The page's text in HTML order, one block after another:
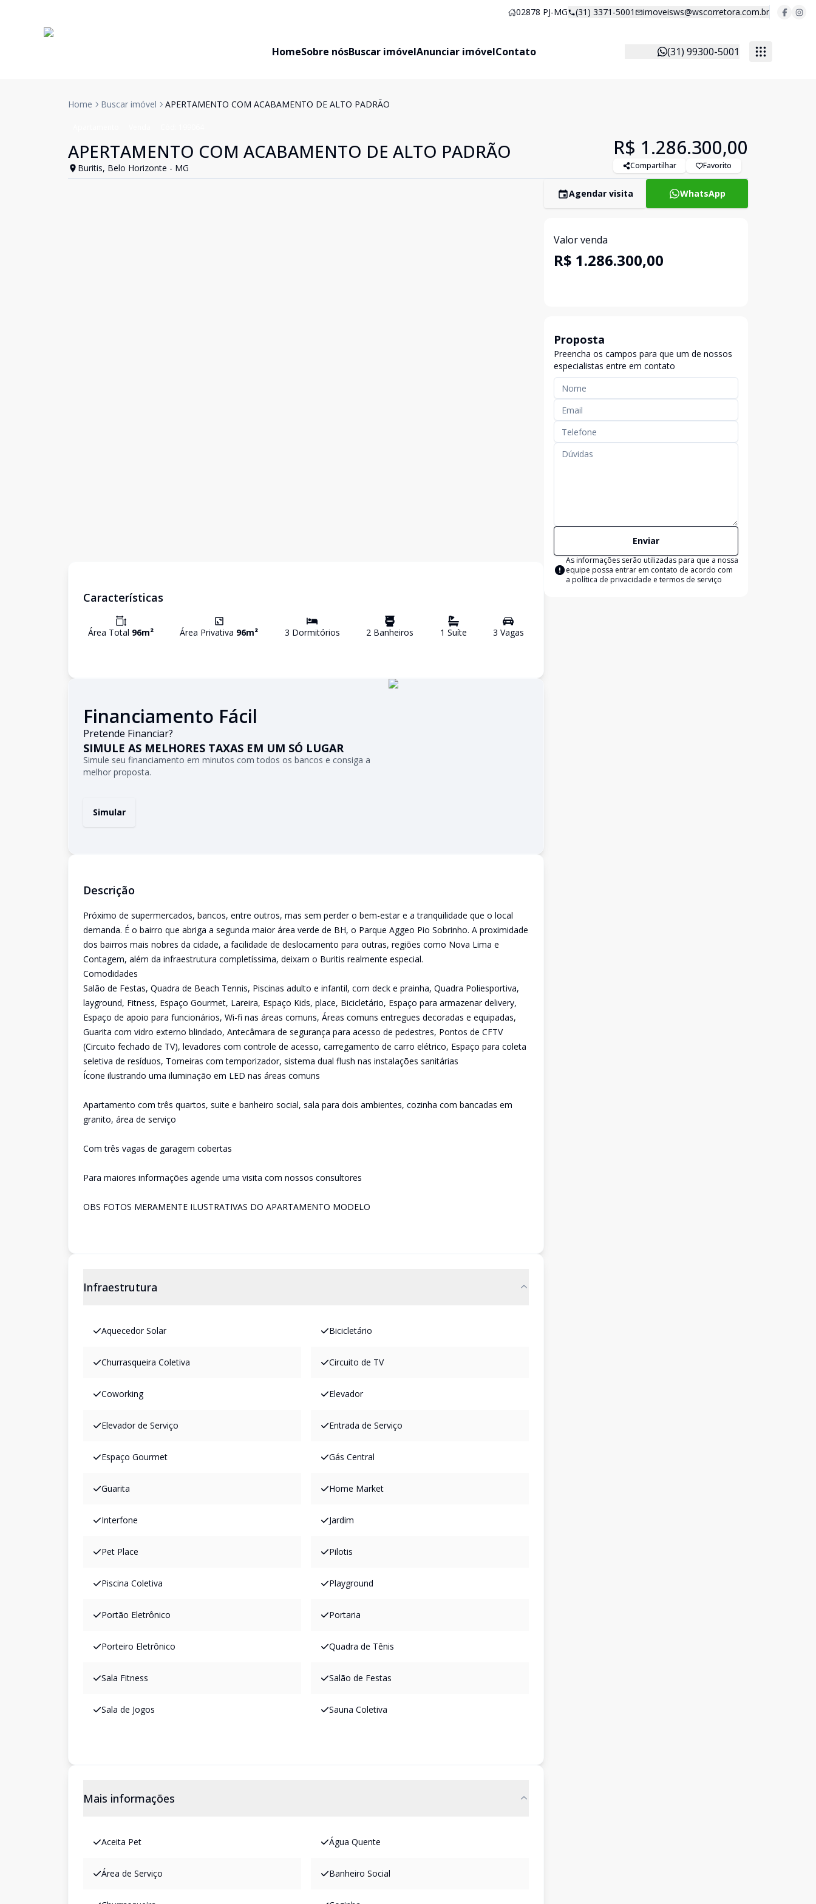
02878 PJ-MG (31) 3371-5001 imoveisws@wscorretora.com.br
HomeSobre nósBuscar imóvelAnunciar imóvelContato (31) 99300-5001
Home Buscar imóvel APERTAMENTO COM ACABAMENTO DE ALTO PADRÃO
APERTAMENTO COM ACABAMENTO DE ALTO PADRÃO
Buritis, Belo Horizonte - MG
R$ 1.286.300,00
Compartilhar Favorito
Características
Área Total 96m² Área Privativa 96m² 3 Dormitórios 2 Banheiros 1 Suíte 3 Vagas
Financiamento Fácil
Pretende Financiar?
SIMULE AS MELHORES TAXAS EM UM SÓ LUGAR
Simule seu financiamento em minutos com todos os bancos e consiga a
melhor proposta.
Simular
Descrição
Próximo de supermercados, bancos, entre outros, mas sem perder o bem-estar e a tranquilidade que o local
demanda. É o bairro que abriga a segunda maior área verde de BH, o Parque Aggeo Pio Sobrinho. A proximidade
dos bairros mais nobres da cidade, a facilidade de deslocamento para outras, regiões como Nova Lima e
Contagem, além da infraestrutura completíssima, deixam o Buritis realmente especial.
Comodidades
Salão de Festas, Quadra de Beach Tennis, Piscinas adulto e infantil, com deck e prainha, Quadra Poliesportiva,
layground, Fitness, Espaço Gourmet, Lareira, Espaço Kids, place, Bicicletário, Espaço para armazenar delivery,
Espaço de apoio para funcionários, Wi-fi nas áreas comuns, Áreas comuns entregues decoradas e equipadas,
Guarita com vidro externo blindado, Antecâmara de segurança para acesso de pedestres, Pontos de CFTV
(Circuito fechado de TV), levadores com controle de acesso, carregamento de carro elétrico, Espaço para coleta
seletiva de resíduos, Torneiras com temporizador, sistema dual flush nas instalações sanitárias
Ícone ilustrando uma iluminação em LED nas áreas comuns
Apartamento com três quartos, suite e banheiro social, sala para dois ambientes, cozinha com bancadas em
granito, área de serviço
Com três vagas de garagem cobertas
Para maiores informações agende uma visita com nossos consultores
OBS FOTOS MERAMENTE ILUSTRATIVAS DO APARTAMENTO MODELO
Infraestrutura
Aquecedor Solar Bicicletário
Churrasqueira Coletiva Circuito de TV
Coworking Elevador
Elevador de Serviço Entrada de Serviço
Espaço Gourmet Gás Central
Guarita Home Market
Interfone Jardim
Pet Place Pilotis
Piscina Coletiva Playground
Portão Eletrônico Portaria
Porteiro Eletrônico Quadra de Tênis
Sala Fitness Salão de Festas
Sala de Jogos Sauna Coletiva
Mais informações
Aceita Pet Água Quente
Área de Serviço Banheiro Social
Agendar visita WhatsApp
Valor venda
R$ 1.286.300,00
Proposta
Preencha os campos para que um de nossos
especialistas entre em contato
Enviar
As informações serão utilizadas para que a nossa
equipe possa entrar em contato de acordo com
a política de privacidade e termos de serviço